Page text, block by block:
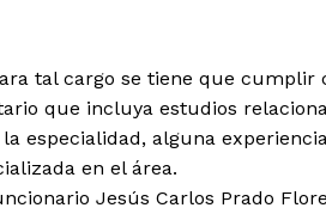
tal cargo se tiene que
que incluya estudios
especialidad, alguna
en el área.
Jesús Carlos Prado